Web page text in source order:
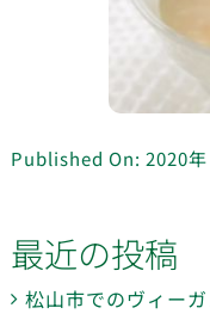
Published On: 2020年
最近の投稿
松山市でのヴィー